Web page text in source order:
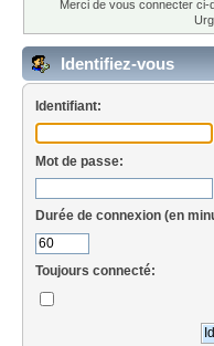
Merci de vous connecter ci-
Identifiez-vous
Identifiant:
Mot de passe:
Durée de connexion (en
Toujours connecté: